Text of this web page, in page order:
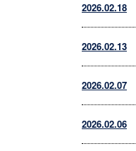
2026.02.18
2026.02.13
2026.02.07
2026.02.06